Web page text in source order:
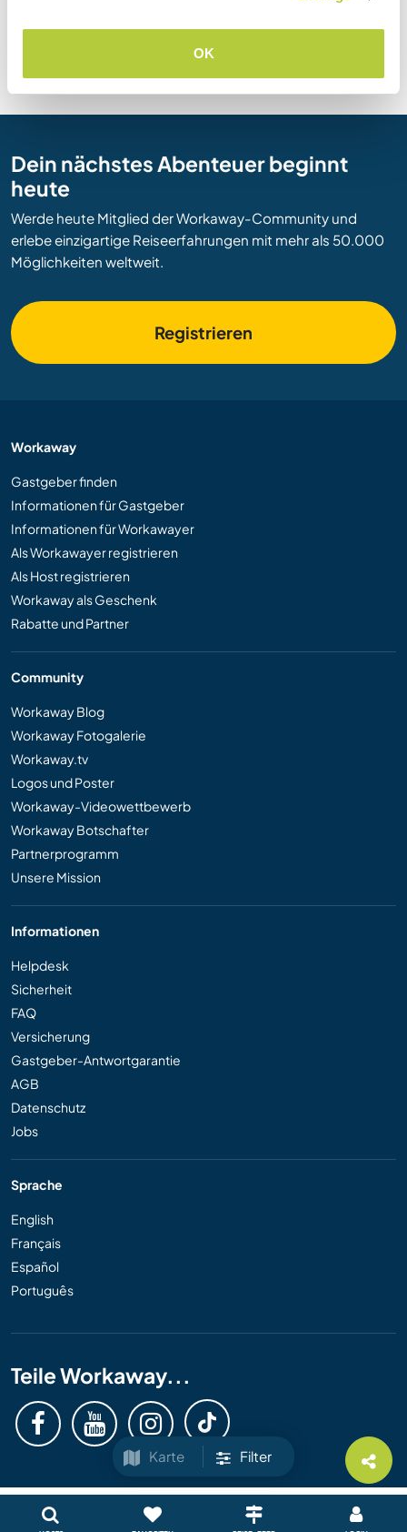
OK
Karte Filter
Kerala
Westbengalen
Dein nächstes Abenteuer beginnt
heute
Werde heute Mitglied der Workaway-Community und
erlebe einzigartige Reiseerfahrungen mit mehr als 50.000
Möglichkeiten weltweit.
Registrieren
Workaway
Gastgeber finden
Informationen für Gastgeber
Informationen für Workawayer
Als Workawayer registrieren
Als Host registrieren
Workaway als Geschenk
Rabatte und Partner
Community
Workaway Blog
Workaway Fotogalerie
Workaway.tv
Logos und Poster
Workaway-Videowettbewerb
Workaway Botschafter
Partnerprogramm
Unsere Mission
Informationen
Helpdesk
Sicherheit
FAQ
Versicherung
Gastgeber-Antwortgarantie
AGB
Datenschutz
Jobs
Sprache
English
Français
Español
Português
Teile Workaway...